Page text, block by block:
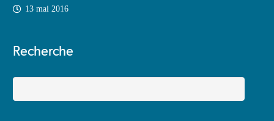
13 mai 2016
Recherche